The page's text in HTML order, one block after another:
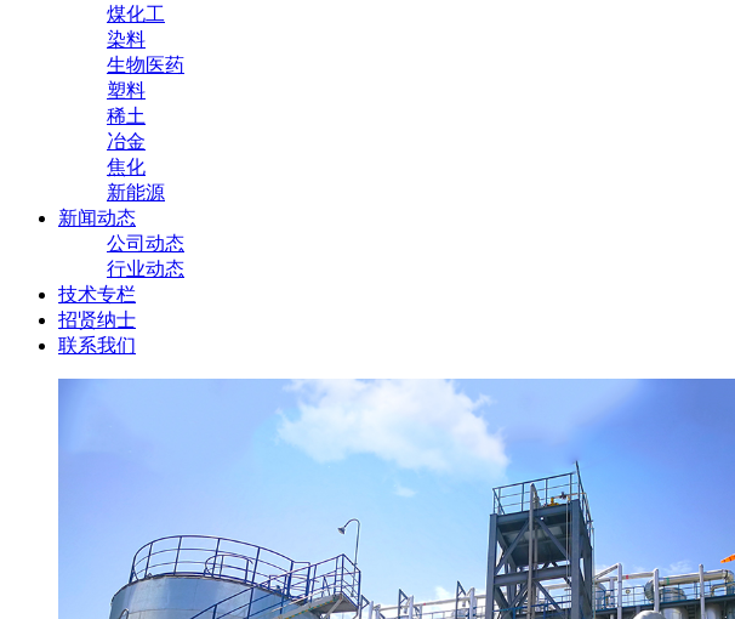
煤化工
染料
生物医药
塑料
稀土
冶金
焦化
新能源
新闻动态
公司动态
行业动态
技术专栏
招贤纳士
联系我们